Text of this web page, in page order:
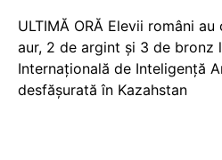
ULTIMĂ ORĂ Elevii români
aur, 2 de argint și 3 de bronz
Internațională de Inteligență
desfășurată în Kazahstan